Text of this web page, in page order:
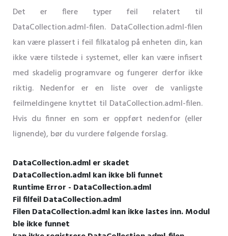
Det er flere typer feil relatert til
DataCollection.adml-filen. DataCollection.adml-filen
kan være plassert i feil filkatalog på enheten din, kan
ikke være tilstede i systemet, eller kan være infisert
med skadelig programvare og fungerer derfor ikke
riktig. Nedenfor er en liste over de vanligste
feilmeldingene knyttet til DataCollection.adml-filen.
Hvis du finner en som er oppført nedenfor (eller
lignende), bør du vurdere følgende forslag.
DataCollection.adml er skadet
DataCollection.adml kan ikke bli funnet
Runtime Error - DataCollection.adml
Fil filfeil DataCollection.adml
Filen DataCollection.adml kan ikke lastes inn. Modul
ble ikke funnet